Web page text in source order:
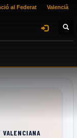
al Federat Valencià
VALENCIANA